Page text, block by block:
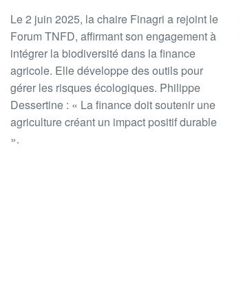
Le 2 juin 2025, la chaire Finagri a rejoint le
Forum TNFD, affirmant son engagement à
intégrer la biodiversité dans la finance
agricole. Elle développe des outils pour
gérer les risques écologiques. Philippe
Dessertine : « La finance doit soutenir une
agriculture créant un impact positif durable
».